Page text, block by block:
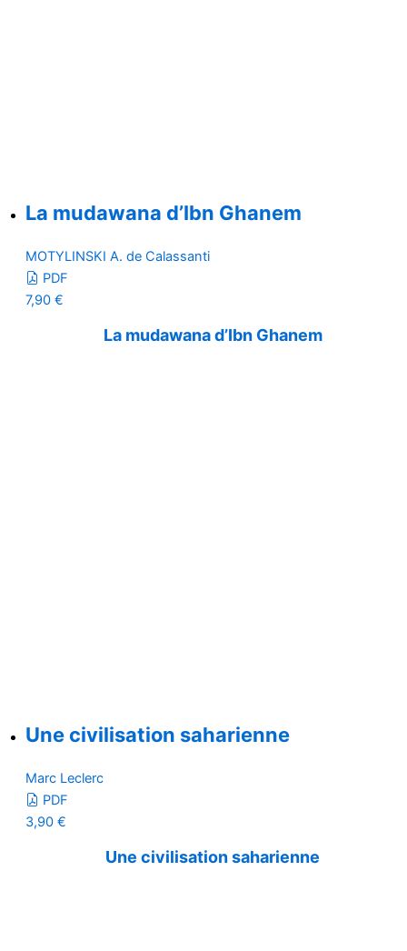
La mudawana d’Ibn Ghanem
MOTYLINSKI A. de Calassanti
PDF
7,90 €
La mudawana d’Ibn Ghanem
Une civilisation saharienne
Marc Leclerc
PDF
3,90 €
Une civilisation saharienne